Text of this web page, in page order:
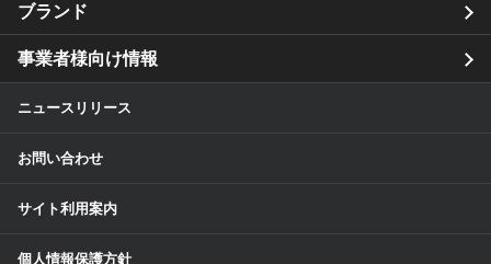
ブランド
事業者様向け情報
ニュースリリース
お問い合わせ
サイト利用案内
個人情報保護方針